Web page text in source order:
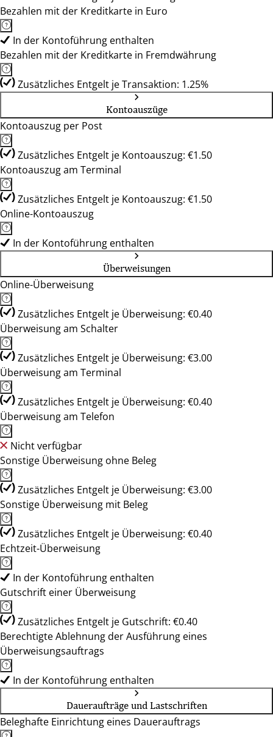
Bezahlen mit der Kreditkarte in Euro
In der Kontoführung enthalten
Bezahlen mit der Kreditkarte in Fremdwährung
Zusätzliches Entgelt je Transaktion: 1.25%
Kontoauszüge
Kontoauszug per Post
Zusätzliches Entgelt je Kontoauszug: €1.50
Kontoauszug am Terminal
Zusätzliches Entgelt je Kontoauszug: €1.50
Online-Kontoauszug
In der Kontoführung enthalten
Überweisungen
Online-Überweisung
Zusätzliches Entgelt je Überweisung: €0.40
Überweisung am Schalter
Zusätzliches Entgelt je Überweisung: €3.00
Überweisung am Terminal
Zusätzliches Entgelt je Überweisung: €0.40
Überweisung am Telefon
Nicht verfügbar
Sonstige Überweisung ohne Beleg
Zusätzliches Entgelt je Überweisung: €3.00
Sonstige Überweisung mit Beleg
Zusätzliches Entgelt je Überweisung: €0.40
Echtzeit-Überweisung
In der Kontoführung enthalten
Gutschrift einer Überweisung
Zusätzliches Entgelt je Gutschrift: €0.40
Berechtigte Ablehnung der Ausführung eines
Überweisungsauftrags
In der Kontoführung enthalten
Daueraufträge und Lastschriften
Beleghafte Einrichtung eines Dauerauftrags